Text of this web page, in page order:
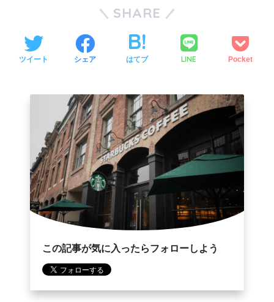
SHARE
ツイート シェア はてブ LINE Pocket
この記事が気に入ったらフォローしよう